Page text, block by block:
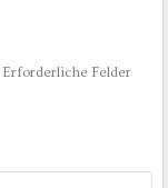
Erforderliche Felder